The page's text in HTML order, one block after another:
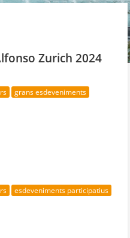
Zurich 2024
grans esdeveniments
esdeveniments participatius